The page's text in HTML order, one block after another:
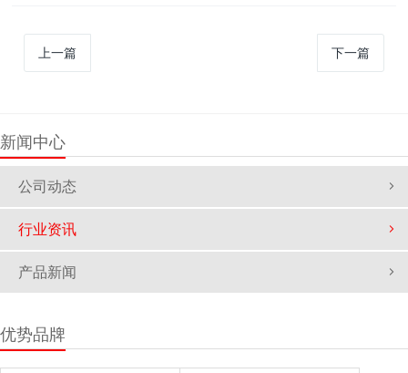
上一篇 下一篇
新闻中心
公司动态
行业资讯
产品新闻
优势品牌